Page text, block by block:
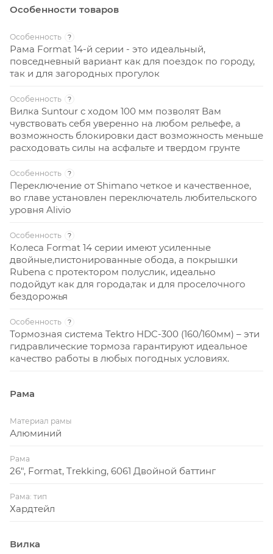
Особенности товаров
Особенность ?
Рама Format 14-й серии - это идеальный,
повседневный вариант как для поездок по городу,
так и для загородных прогулок
Особенность ?
Вилка Suntour с ходом 100 мм позволят Вам
чувствовать себя уверенно на любом рельефе, а
возможность блокировки даст возможность меньше
расходовать силы на асфальте и твердом грунте
Особенность ?
Переключение от Shimano четкое и качественное,
во главе установлен переключатель любительского
уровня Alivio
Особенность ?
Колеса Format 14 серии имеют усиленные
двойные,пистонированные обода, а покрышки
Rubena с протектором полуслик, идеально
подойдут как для города,так и для проселочного
бездорожья
Особенность ?
Тормозная система Tektro HDC-300 (160/160мм) – эти
гидравлические тормоза гарантируют идеальное
качество работы в любых погодных условиях.
Рама
Материал рамы
Алюминий
Рама
26", Format, Trekking, 6061 Двойной баттинг
Рама: тип
Хардтейл
Вилка